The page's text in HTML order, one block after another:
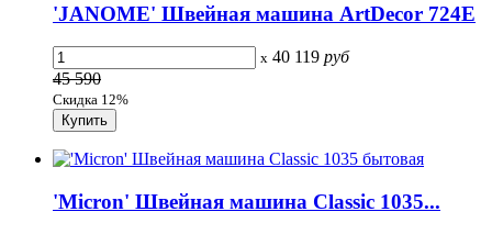
'JANOME' Швейная машина ArtDecor 724Е
x 40 119 руб
45 590
Скидка 12%
'Micron' Швейная машина Classic 1035...